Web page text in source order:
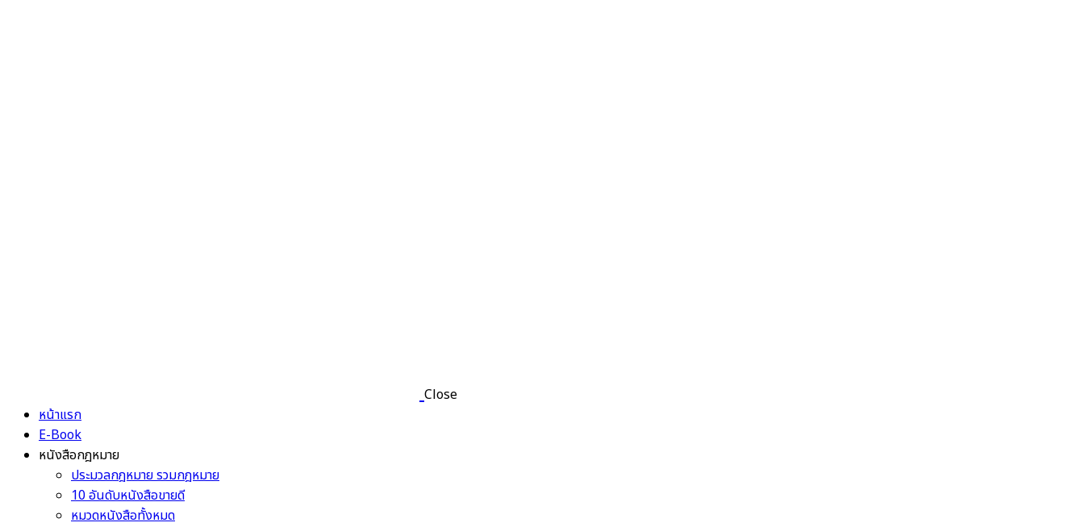
Close
หน้าแรก
E-Book
หนังสือกฎหมาย
ประมวลกฎหมาย รวมกฎหมาย
10 อันดับหนังสือขายดี
หมวดหนังสือทั้งหมด